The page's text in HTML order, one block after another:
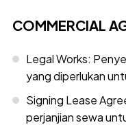
COMMERCIAL
Legal Works:
yang diperlukan
Signing Lease
perjanjian sewa